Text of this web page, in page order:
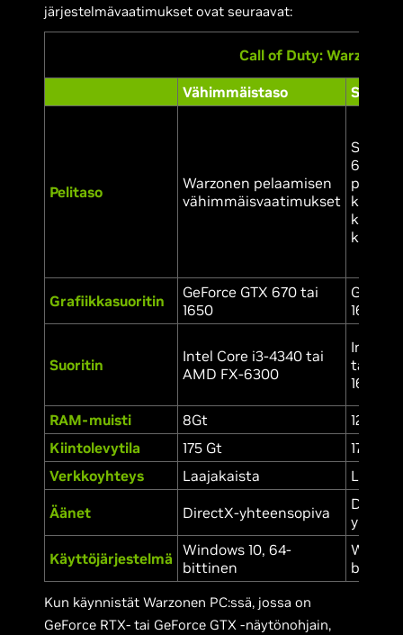
järjestelmävaatimukset ovat seuraavat:
Call of Duty:
Vähimmäistaso
Pelitaso
Warzonen pelaamisen
vähimmäisvaatimukset
60
kaikki
Grafiikkasuoritin
GeForce GTX 670 tai
1650
1660
Suoritin
Intel Core i3-4340 tai
AMD FX-6300
Intel
tai
1600X
RAM-muisti 8Gt
12Gt
Kiintolevytila
175 Gt
175 Gt
Verkkoyhteys
Laajakaista
Äänet DirectX-yhteensopiva
Käyttöjärjestelmä
Windows 10, 64-
bittinen
Kun käynnistät Warzonen PC:ssä, jossa on
GeForce RTX- tai GeForce GTX -näytönohjain,